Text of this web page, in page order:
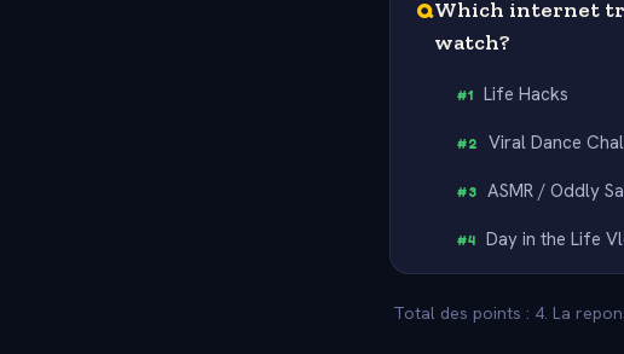
QWhich internet
watch?
#1 Life Hacks
#2 Viral Dance
#3 ASMR / Oddly
#4 Day in the Life
Total des points : 4. La